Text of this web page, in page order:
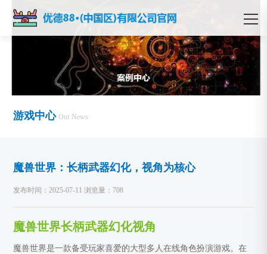
游戏中心 Our News
魔兽世界：长柄武器幻化，视角为核心
发布时间：2025-07-11 浏览量：708
魔兽世界长柄武器幻化视角
魔兽世界是一款备受玩家喜爱的大型多人在线角色扮演游戏。在